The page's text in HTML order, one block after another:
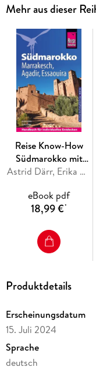
- Übersichtsseiten
Vordere und hintere
Böhmische Schweiz
Elbweindörfer
- Eine
- Routenvorschläge
Reiseerlebnisse
- Informationen zu
- Zauberhafte Orte
Sebnitztal, das
andere Outdoor-
- Besonders gute und
Meißen und Moritzburg
Mehr aus dieser
Reise Know-How
Südmarokko mit
Marrakesch, Agadir
Astrid Därr, Erika Därr
eBook pdf
18,99 €*
Produktdetails
Erscheinungsdatum
15. Juli 2024
Sprache
deutsch